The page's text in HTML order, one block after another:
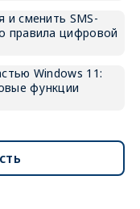
и сменить SMS-
правила цифровой
Windows 11:
функции